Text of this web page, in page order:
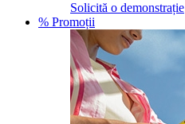
Solicită o demonstrație
% Promoții